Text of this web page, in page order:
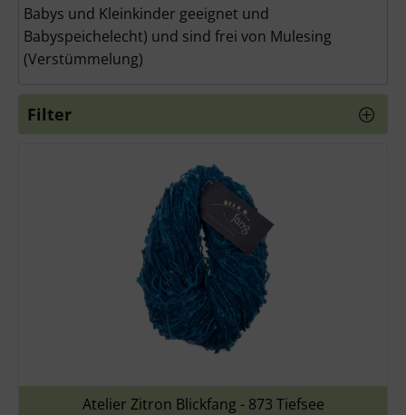
Ausverkauf
Babys und Kleinkinder geeignet und
Babyspeichelecht) und sind frei von Mulesing
(Verstümmelung)
Filter
Atelier Zitron Blickfang - 873 Tiefsee